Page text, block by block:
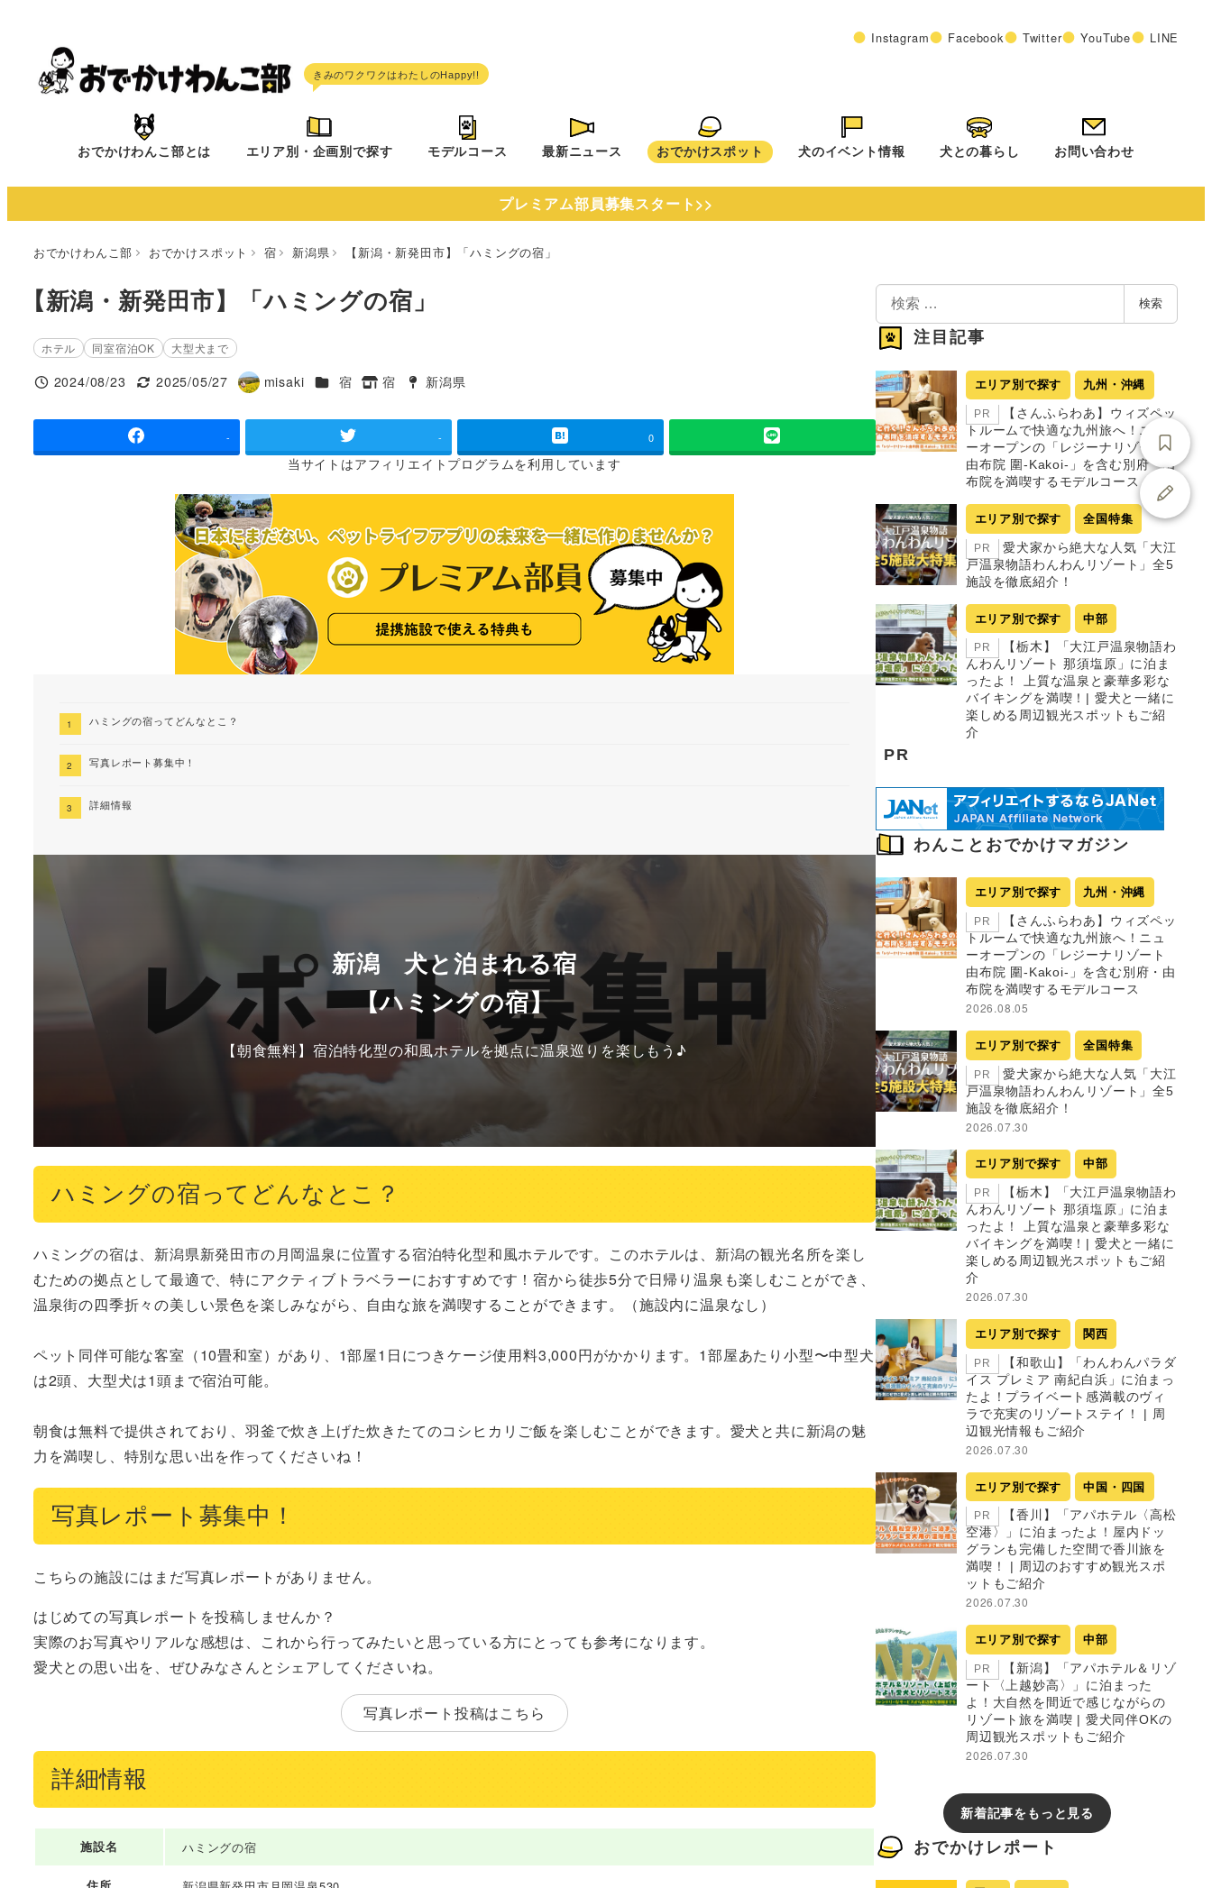
へ
Instagram Facebook Twitter YouTube LINE
おでかけわんこ部とは エリア別・企画別で探す モデルコース 最新ニュース おでかけスポット 犬のイベント情報 犬との暮らし お問い合わせ
プレミアム部員募集スタート>>
おでかけわんこ部 おでかけスポット 宿 新潟県 【新潟・新発田市】「ハミングの宿」
【新潟・新発田市】「ハミングの宿」
ホテル 同室宿泊OK 大型犬まで
投稿日
2024/08/23
更新日
2025/05/27
著
misaki 施設ジャンル
宿
タグ
宿
タグ
新潟県
- - 0
当サイトはアフィリエイトプログラムを利用しています
ハミングの宿ってどんなとこ？
写真レポート募集中！
詳細情報
新潟 犬と泊まれる宿
【ハミングの宿】
【朝食無料】宿泊特化型の和風ホテルを拠点に温泉巡りを楽しもう♪
ハミングの宿ってどんなとこ？
ハミングの宿は、新潟県新発田市の月岡温泉に位置する宿泊特化型和風ホテルです。このホテルは、新潟の観光名所を楽し
むための拠点として最適で、特にアクティブトラベラーにおすすめです！宿から徒歩5分で日帰り温泉も楽しむことができ、
温泉街の四季折々の美しい景色を楽しみながら、自由な旅を満喫することができます。（施設内に温泉なし）
ペット同伴可能な客室（10畳和室）があり、1部屋1日につきケージ使用料3,000円がかかります。1部屋あたり小型〜中型犬
は2頭、大型犬は1頭まで宿泊可能。
朝食は無料で提供されており、羽釜で炊き上げた炊きたてのコシヒカリご飯を楽しむことができます。愛犬と共に新潟の魅
力を満喫し、特別な思い出を作ってくださいね！
写真レポート募集中！
こちらの施設にはまだ写真レポートがありません。
はじめての写真レポートを投稿しませんか？
実際のお写真やリアルな感想は、これから行ってみたいと思っている方にとっても参考になります。
愛犬との思い出を、ぜひみなさんとシェアしてくださいね。
写真レポート投稿はこちら
詳細情報
施設名 ハミングの宿
検
索
検索
注目記事
エリア別で探す 九州・沖縄
PR
【さんふらわあ】ウィズペッ
トルームで快適な九州旅へ！ニュ
ーオープンの「レジーナリゾート
由布院 圍-Kakoi-」を含む別府・由
布院を満喫するモデルコース
エリア別で探す 全国特集
PR
愛犬家から絶大な人気「大江
戸温泉物語わんわんリゾート」全5
施設を徹底紹介！
エリア別で探す 中部
PR
【栃木】「大江戸温泉物語わ
んわんリゾート 那須塩原」に泊ま
ったよ！ 上質な温泉と豪華多彩な
バイキングを満喫！| 愛犬と一緒に
楽しめる周辺観光スポットもご紹
介
PR
わんことおでかけマガジン
エリア別で探す 九州・沖縄
PR
【さんふらわあ】ウィズペッ
トルームで快適な九州旅へ！ニュ
ーオープンの「レジーナリゾート
由布院 圍-Kakoi-」を含む別府・由
布院を満喫するモデルコース
2026.08.05
エリア別で探す 全国特集
PR
愛犬家から絶大な人気「大江
戸温泉物語わんわんリゾート」全5
施設を徹底紹介！
2026.07.30
エリア別で探す 中部
PR
【栃木】「大江戸温泉物語わ
んわんリゾート 那須塩原」に泊ま
ったよ！ 上質な温泉と豪華多彩な
バイキングを満喫！| 愛犬と一緒に
楽しめる周辺観光スポットもご紹
介
2026.07.30
エリア別で探す 関西
PR
【和歌山】「わんわんパラダ
イス プレミア 南紀白浜」に泊まっ
たよ！プライベート感満載のヴィ
ラで充実のリゾートステイ！ | 周
辺観光情報もご紹介
2026.07.30
エリア別で探す 中国・四国
PR
【香川】「アパホテル〈高松
空港〉」に泊まったよ！屋内ドッ
グランも完備した空間で香川旅を
満喫！ | 周辺のおすすめ観光スポ
ットもご紹介
2026.07.30
エリア別で探す 中部
PR
【新潟】「アパホテル＆リゾ
ート〈上越妙高〉」に泊まった
よ！大自然を間近で感じながらの
リゾート旅を満喫 | 愛犬同伴OKの
周辺観光スポットもご紹介
2026.07.30
新着記事をもっと見る
おでかけレポート